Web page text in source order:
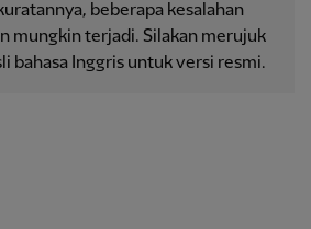
beberapa kesalahan
mungkin terjadi. Silakan merujuk
bahasa Inggris untuk versi resmi.